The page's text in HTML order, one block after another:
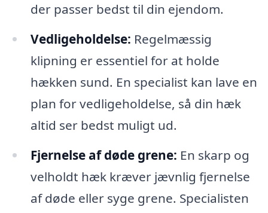
der passer bedst til din ejendom.
Vedligeholdelse: Regelmæssig
klipning er essentiel for at holde
hækken sund. En specialist kan lave en
plan for vedligeholdelse, så din hæk
altid ser bedst muligt ud.
Fjernelse af døde grene: En skarp og
velholdt hæk kræver jævnlig fjernelse
af døde eller syge grene. Specialisten